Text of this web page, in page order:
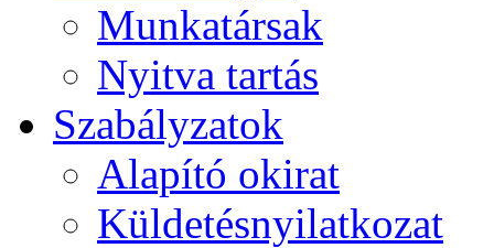
Munkatársak
Nyitva tartás
Szabályzatok
Alapító okirat
Küldetésnyilatkozat